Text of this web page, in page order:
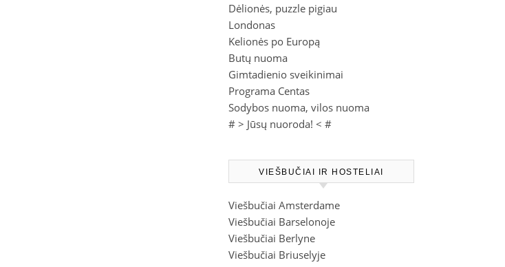
Dėlionės, puzzle pigiau
Londonas
Kelionės po Europą
Butų nuoma
Gimtadienio sveikinimai
Programa Centas
Sodybos nuoma, vilos nuoma
# > Jūsų nuoroda! < #
VIEŠBUČIAI IR HOSTELIAI
Viešbučiai Amsterdame
Viešbučiai Barselonoje
Viešbučiai Berlyne
Viešbučiai Briuselyje